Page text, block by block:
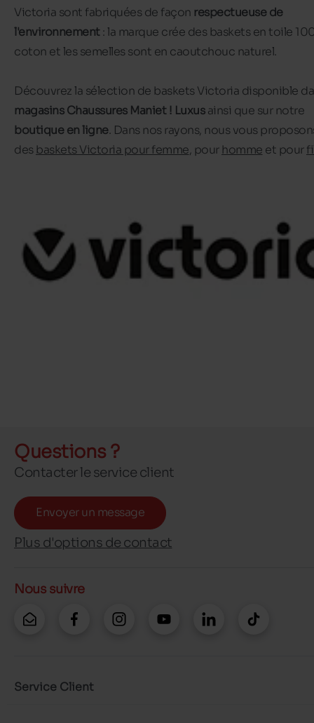
Victoria sont fabriquées de façon respectueuse de
l'environnement: la marque crée des baskets en toile
coton et les semelles sont en caoutchouc naturel.
Découvrez la sélection de baskets Victoria disponible
magasins Chaussures Maniet ! Luxusainsi que sur notre
boutique en ligne. Dans nos rayons, nous vous
des baskets Victoria pour femme, pour homme et pour
Questions ?
Contacter le service client
Envoyer un message
Plus d'options de contact
Nous suivre
Service Client